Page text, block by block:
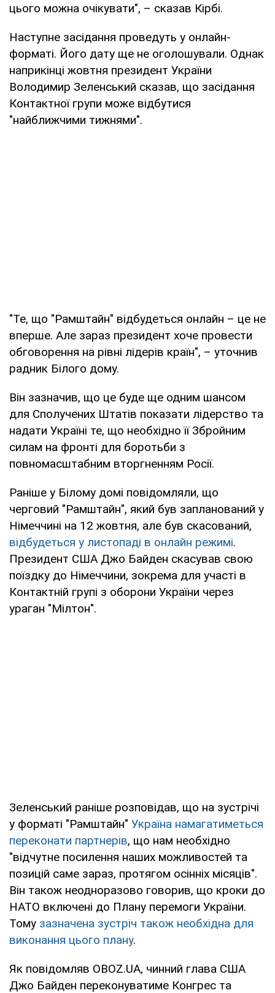
цього можна очікувати", – сказав Кірбі.
Наступне засідання проведуть у онлайн-
форматі. Його дату ще не оголошували. Однак
наприкінці жовтня президент України
Володимир Зеленський сказав, що засідання
Контактної групи може відбутися
"найближчими тижнями".
"Те, що "Рамштайн" відбудеться онлайн – це не
вперше. Але зараз президент хоче провести
обговорення на рівні лідерів країн", – уточнив
радник Білого дому.
Він зазначив, що це буде ще одним шансом
для Сполучених Штатів показати лідерство та
надати Україні те, що необхідно її Збройним
силам на фронті для боротьби з
повномасштабним вторгненням Росії.
Раніше у Білому домі повідомляли, що
черговий "Рамштайн", який був запланований у
Німеччині на 12 жовтня, але був скасований,
відбудеться у листопаді в онлайн режимі.
Президент США Джо Байден скасував свою
поїздку до Німеччини, зокрема для участі в
Контактній групі з оборони України через
ураган "Мілтон".
Зеленський раніше розповідав, що на зустрічі
у форматі "Рамштайн" Україна намагатиметься
переконати партнерів, що нам необхідно
"відчутне посилення наших можливостей та
позицій саме зараз, протягом осінніх місяців".
Він також неодноразово говорив, що кроки до
НАТО включені до Плану перемоги України.
Тому зазначена зустріч також необхідна для
виконання цього плану.
Як повідомляв OBOZ.UA, чинний глава США
Джо Байден переконуватиме Конгрес та